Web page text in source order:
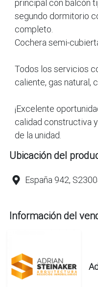
principal con balcón
segundo dormitorio
completo.
Cochera semi-
Todos los servicios
caliente, gas natural,
¡Excelente
calidad constructiva
de la unidad.
Ubicación del
España 942,
Información del